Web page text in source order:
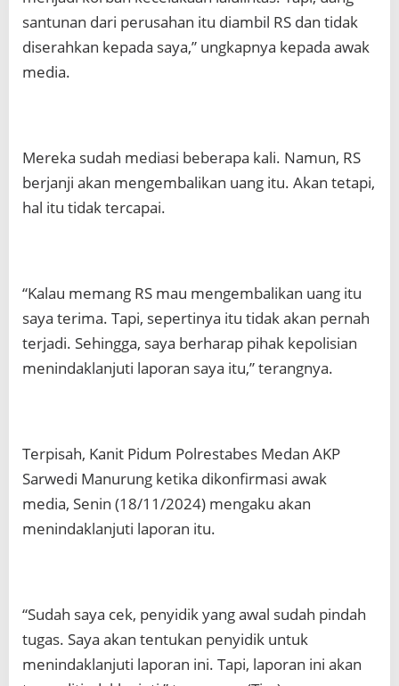
santunan dari perusahan itu diambil RS dan tidak
diserahkan kepada saya,” ungkapnya kepada awak
media.
Mereka sudah mediasi beberapa kali. Namun, RS
berjanji akan mengembalikan uang itu. Akan tetapi,
hal itu tidak tercapai.
“Kalau memang RS mau mengembalikan uang itu
saya terima. Tapi, sepertinya itu tidak akan pernah
terjadi. Sehingga, saya berharap pihak kepolisian
menindaklanjuti laporan saya itu,” terangnya.
Terpisah, Kanit Pidum Polrestabes Medan AKP
Sarwedi Manurung ketika dikonfirmasi awak
media, Senin (18/11/2024) mengaku akan
menindaklanjuti laporan itu.
“Sudah saya cek, penyidik yang awal sudah pindah
tugas. Saya akan tentukan penyidik untuk
menindaklanjuti laporan ini. Tapi, laporan ini akan